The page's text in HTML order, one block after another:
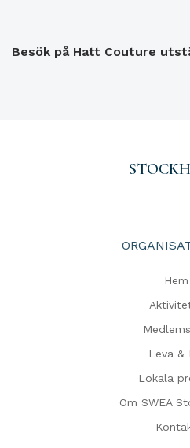
Besök på Hatt Couture
Hem
Leva &
Lokala
Om SWEA